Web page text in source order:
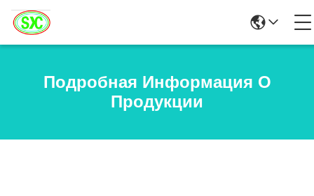
Подробная Информация О
Продукции